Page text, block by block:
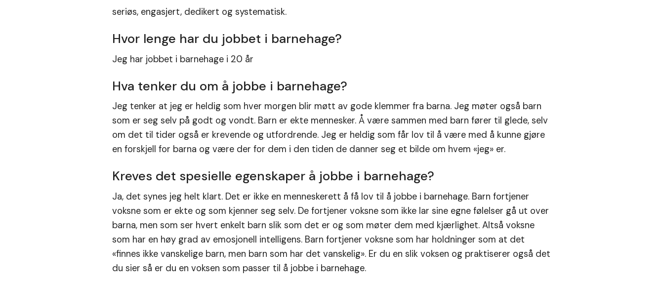
seriøs, engasjert, dedikert og systematisk.
Hvor lenge har du jobbet i barnehage?
Jeg har jobbet i barnehage i 20 år
Hva tenker du om å jobbe i barnehage?
Jeg tenker at jeg er heldig som hver morgen blir møtt av gode klemmer fra barna. Jeg møter også barn
som er seg selv på godt og vondt. Barn er ekte mennesker. Å være sammen med barn fører til glede, selv
om det til tider også er krevende og utfordrende. Jeg er heldig som får lov til å være med å kunne gjøre
en forskjell for barna og være der for dem i den tiden de danner seg et bilde om hvem «jeg» er.
Kreves det spesielle egenskaper å jobbe i barnehage?
Ja, det synes jeg helt klart. Det er ikke en menneskerett å få lov til å jobbe i barnehage. Barn fortjener
voksne som er ekte og som kjenner seg selv. De fortjener voksne som ikke lar sine egne følelser gå ut over
barna, men som ser hvert enkelt barn slik som det er og som møter dem med kjærlighet. Altså voksne
som har en høy grad av emosjonell intelligens. Barn fortjener voksne som har holdninger som at det
«finnes ikke vanskelige barn, men barn som har det vanskelig». Er du en slik voksen og praktiserer også det
du sier så er du en voksen som passer til å jobbe i barnehage.